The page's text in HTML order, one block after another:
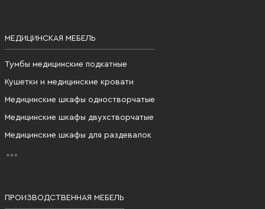
МЕДИЦИНСКАЯ МЕБЕЛЬ
Тумбы медицинские подкатные
Кушетки и медицинские кровати
Медицинские шкафы одностворчатые
Медицинские шкафы двухстворчатые
Медицинские шкафы для раздевалок
ПРОИЗВОДСТВЕННАЯ МЕБЕЛЬ